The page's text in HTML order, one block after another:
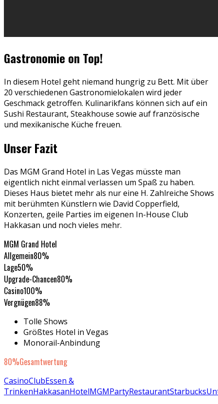
Gastronomie on Top!
In diesem Hotel geht niemand hungrig zu Bett. Mit über
20 verschiedenen Gastronomielokalen wird jeder
Geschmack getroffen. Kulinarikfans können sich auf ein
Sushi Restaurant, Steakhouse sowie auf französische
und mexikanische Küche freuen.
Unser Fazit
Das MGM Grand Hotel in Las Vegas müsste man
eigentlich nicht einmal verlassen um Spaß zu haben.
Dieses Haus bietet mehr als nur eine H. Zahlreiche Shows
mit berühmten Künstlern wie David Copperfield,
Konzerten, geile Parties im eigenen In-House Club
Hakkasan und noch vieles mehr.
MGM Grand Hotel
Allgemein80%
Lage50%
Upgrade-Chancen80%
Casino100%
Vergnügen88%
Tolle Shows
Größtes Hotel in Vegas
Monorail-Anbindung
80%Gesamtwertung
CasinoClubEssen &
TrinkenHakkasanHotelMGMPartyRestaurantStarbucks